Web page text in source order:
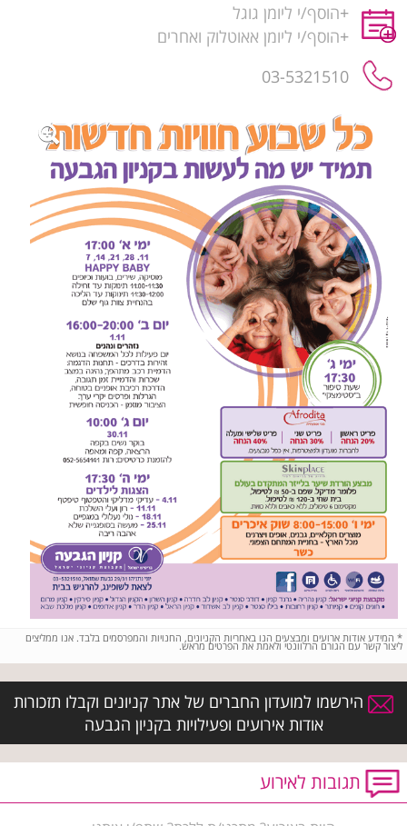
+הוסף/י ליומן גוגל
+הוסף/י ליומן אאוטלוק ואחרים
03-5321510
* המידע אודות ארועים ומבצעים הנו באחריות הקניונים, החנויות והמפרסמים בלבד. אנו ממליצים
ליצור קשר עם הגורם הרלוונטי ולאמת את הפרטים מראש.
הירשמו למועדון החברים של אתר קניונים וקבלו תזכורות
אודות אירועים ופעילויות בקניון הגבעה
תגובות לאירוע